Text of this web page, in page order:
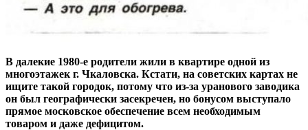
В далекие 1980-е родители жили в квартире одной из
многоэтажек г. Чкаловска. Кстати, на советских картах не
ищите такой городок, потому что из-за уранового заводика
он был географически засекречен, но бонусом выступало
прямое московское обеспечение всем необходимым
товаром и даже дефицитом.